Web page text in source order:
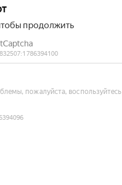
пожалуйста, воспользуйтесь